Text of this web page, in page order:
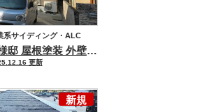
がりました
を長期間維持できる高耐候性塗料を使用し
高知市 介良 h様邸 屋根塗装 外壁塗装工事
更新
系サイディング・ALC
根塗装
洋風コンクリート瓦
新規